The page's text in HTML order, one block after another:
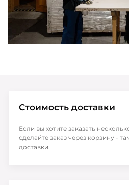
Стоимость доставки
Если вы хотите заказать
сделайте заказ через корзину -
доставки.